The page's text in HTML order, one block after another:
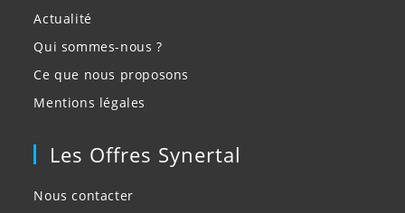
Actualité
Qui sommes-nous ?
Ce que nous proposons
Mentions légales
Les Offres Synertal
Nous contacter